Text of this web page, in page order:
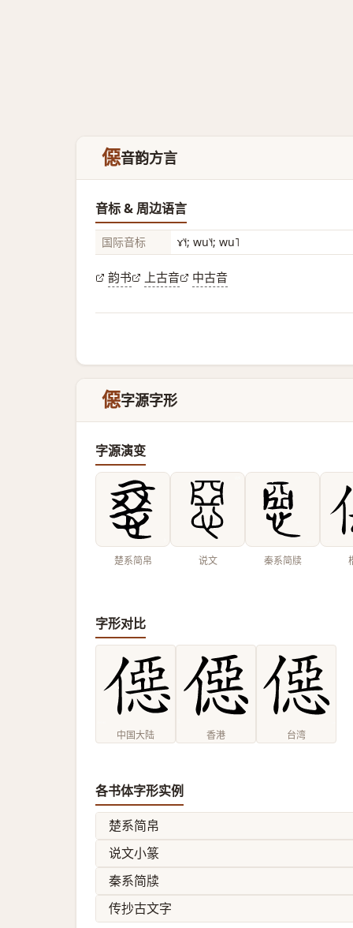
僫音韵方言
音标 & 周边语言
国际音标 ɤ˥˧; wu˥˧; wu˥
韵书 上古音 中古音
僫字源字形
字源演变
楚系简帛 说文 秦系简牍
字形对比
中国大陆 香港 台湾
各书体字形实例
楚系简帛
说文小篆
秦系简牍
传抄古文字